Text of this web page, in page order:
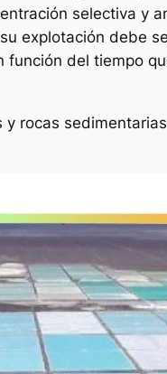
selectiva y
explotación debe
del tiempo
rocas